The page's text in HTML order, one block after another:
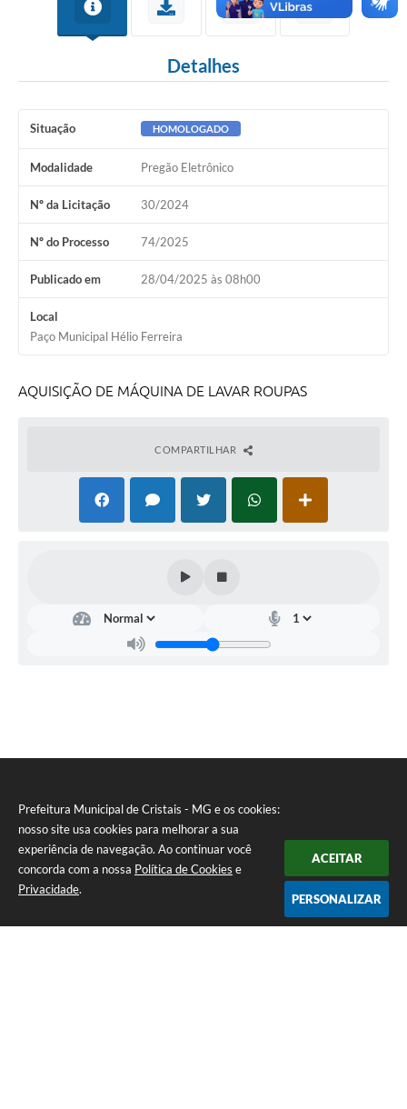
Prefeitura Municipal de Cristais - MG e os cookies:
nosso site usa cookies para melhorar a sua
experiência de navegação. Ao continuar você
concorda com a nossa Política de Cookies e
Privacidade.
ACEITAR
PERSONALIZAR
Detalhes
Situação HOMOLOGADO
Modalidade Pregão Eletrônico
Nº da Licitação 30/2024
Nº do Processo 74/2025
Publicado em 28/04/2025 às 08h00
Local
Paço Municipal Hélio Ferreira
AQUISIÇÃO DE MÁQUINA DE LAVAR ROUPAS
COMPARTILHAR